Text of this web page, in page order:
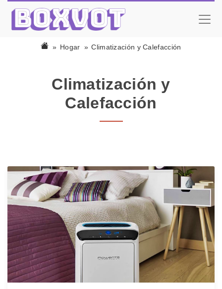
Hogar Climatización y Calefacción
Climatización y
Calefacción